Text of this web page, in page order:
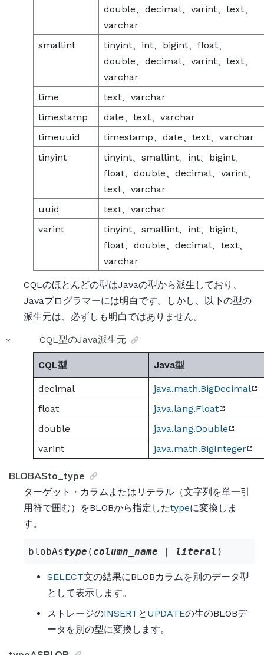
double、decimal、varint、text、
varchar
smallint
tinyint、int、bigint、float、
double、decimal、varint、text、
varchar
time
text、varchar
timestamp
date、text、varchar
timeuuid
timestamp、date、text、varchar
tinyint
tinyint、smallint、int、bigint、
float、double、decimal、varint、
text、varchar
uuid
text、varchar
varint
tinyint、smallint、int、bigint、
float、double、decimal、text、
varchar
CQLのほとんどの型はJavaの型から派生しており、
Javaプログラマーには明白です。しかし、以下の型の
派生元は、必ずしも明白ではありません。
CQL型のJava派生元
CQL型 Java型
decimal
java.math.BigDecimal
float
java.lang.Float
double
java.lang.Double
varint
java.math.BigInteger
BLOBASto_type
ターゲット・カラムまたはリテラル（文字列を単一引
用符で囲む）をBLOBから指定したtypeに変換しま
す。
blobAstype ( column_name | literal )
SELECT文の結果にBLOBカラムを別のデータ型
として表示します。
ストレージのINSERTと UPDATEの生のBLOBデ
ータを別の型に変換します。